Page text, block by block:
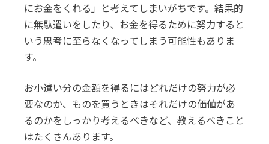
にお金をくれる」と考えてしまいがちです。結果的
に無駄遣いをしたり、お金を得るために努力すると
いう思考に至らなくなってしまう可能性もありま
す。
お小遣い分の金額を得るにはどれだけの努力が必
要なのか、ものを買うときはそれだけの価値があ
るのかをしっかり考えるべきなど、教えるべきこと
はたくさんあります。